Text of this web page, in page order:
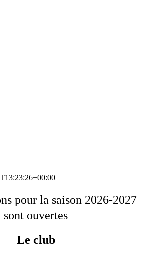
pour la saison 2026-2027
sont ouvertes
Le club